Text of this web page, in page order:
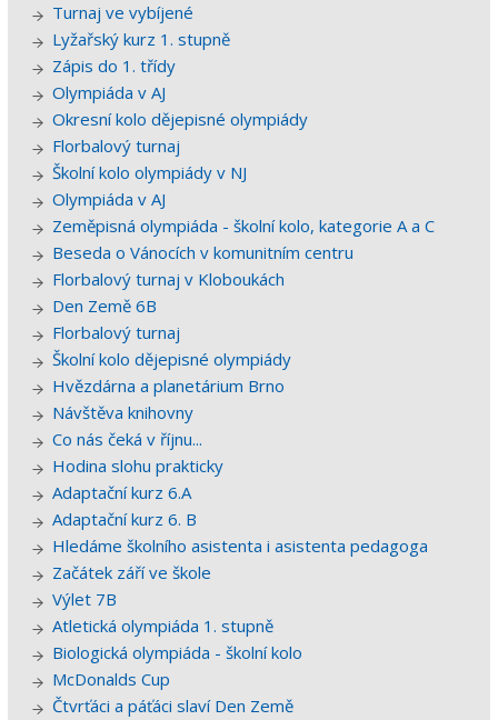
Turnaj ve vybíjené
Lyžařský kurz 1. stupně
Zápis do 1. třídy
Olympiáda v AJ
Okresní kolo dějepisné olympiády
Florbalový turnaj
Školní kolo olympiády v NJ
Olympiáda v AJ
Zeměpisná olympiáda - školní kolo, kategorie A a C
Beseda o Vánocích v komunitním centru
Florbalový turnaj v Kloboukách
Den Země 6B
Florbalový turnaj
Školní kolo dějepisné olympiády
Hvězdárna a planetárium Brno
Návštěva knihovny
Co nás čeká v říjnu...
Hodina slohu prakticky
Adaptační kurz 6.A
Adaptační kurz 6. B
Hledáme školního asistenta i asistenta pedagoga
Začátek září ve škole
Výlet 7B
Atletická olympiáda 1. stupně
Biologická olympiáda - školní kolo
McDonalds Cup
Čtvrťáci a páťáci slaví Den Země